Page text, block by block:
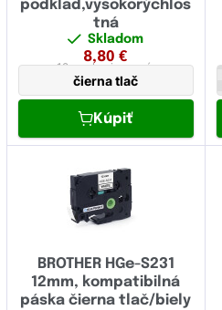
podklad,vysokorýchlos
tná
Skladom
8,80 €
12 mmlaminovaná,
vysokorychlostná
čierna tlač
Kúpiť
BROTHER HGe-S231
12mm, kompatibilná
páska čierna tlač/biely